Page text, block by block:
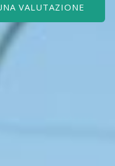
VALUTAZIONE